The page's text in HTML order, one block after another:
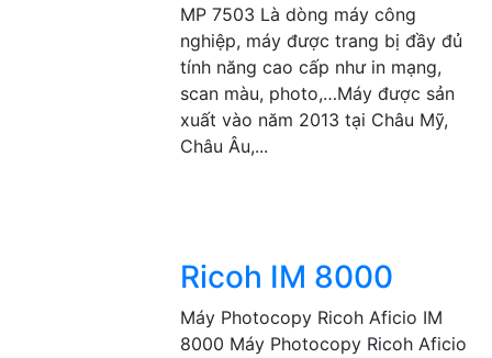
MP 7503 Là dòng máy công
nghiệp, máy được trang bị đầy đủ
tính năng cao cấp như in mạng,
scan màu, photo,…Máy được sản
xuất vào năm 2013 tại Châu Mỹ,
Châu Âu,...
Ricoh IM 8000
Máy Photocopy Ricoh Aficio IM
8000 Máy Photocopy Ricoh Aficio